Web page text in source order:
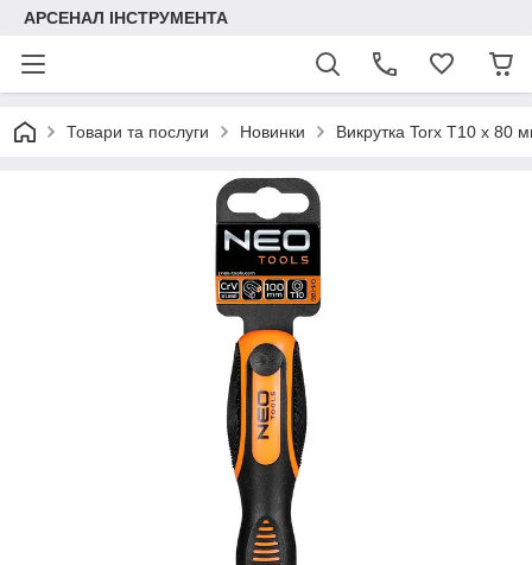
АРСЕНАЛ ІНСТРУМЕНТА
Товари та послуги Новинки Викрутка Torx T10 x 80